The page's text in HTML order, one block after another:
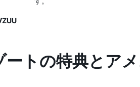
ートの特典とア